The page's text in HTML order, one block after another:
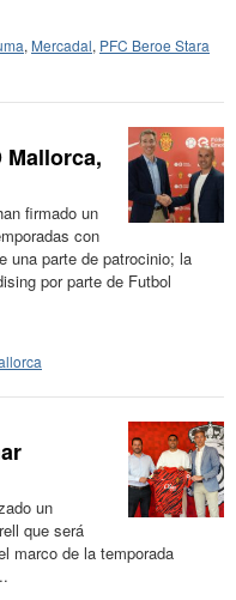
, Mercadal, PFC Beroe Stara
Mallorca,
firmado un
con
una parte de patrocinio; la
por parte de Futbol
un
que será
marco de la temporada